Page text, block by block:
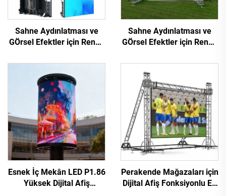
Sahne Aydınlatması ve
GÖrsel Efektler için Renkli
Sahne Aydınlatması ve
GÖrsel Efektler için Renkli
Esnek İç Mekân LED P1.86
Yüksek Dijital Afiş
Perakende Mağazaları için
Dijital Afiş Fonksiyonlu En